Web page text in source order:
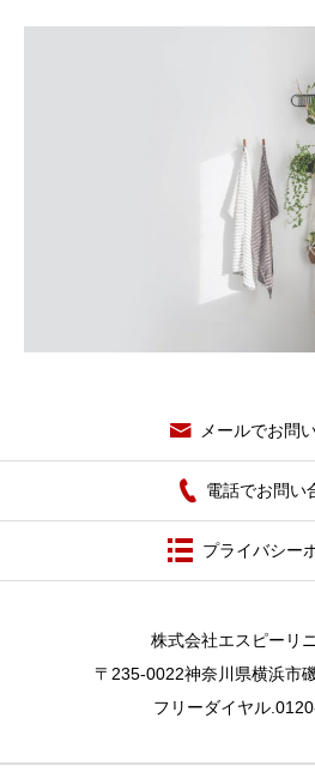
メールでお問
電話でお問い
プライバシー
株式会社エスピーリ
〒235-0022神奈川県横浜市
フリーダイヤル